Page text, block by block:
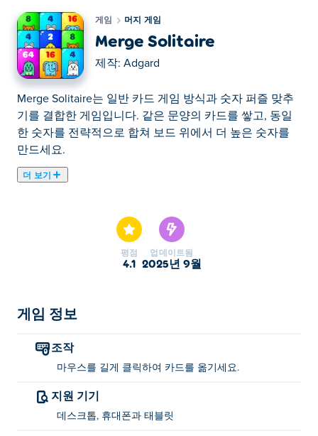
게임 머지 게임
Merge Solitaire
제작: Adgard
Merge Solitaire는 일반 카드 게임 방식과 숫자 퍼즐 맞추
기를 결합한 게임입니다. 같은 문양의 카드를 쌓고, 동일
한 숫자를 전략적으로 합쳐 보드 위에서 더 높은 숫자를
만드세요.
더 보기
2부터 시작하여 점점 더 높은 숫자로 합산하여 두 배로 만
드세요. 여러 번 합산하면 보너스 현금을 획득하고, 이를
사용하여 강력한 도구를 해제하세요. 원하지 않는 카드를
보세요. 쌓고, 합치고, 승리할 준비가 되셨나요?
머지 솔리테어는 어떻게 플레이하나요?
카드를 이동하려면 클릭한 채로 유지하세요.
머지 솔리테어를 만든 사람은 누구인가요?
평점
4.1
업데이트됨
2025년 9월
게임 정보
조작
마우스를 길게 클릭하여 카드를 옮기세요.
지원 기기
데스크톱, 휴대폰과 태블릿